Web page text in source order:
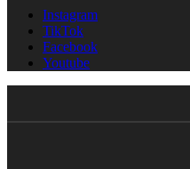
Instagram
TikTok
Facebook
Youtube